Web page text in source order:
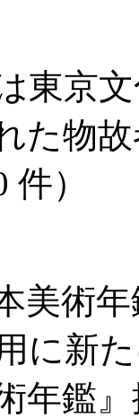
東京
た物
）
美術
に新
年鑑